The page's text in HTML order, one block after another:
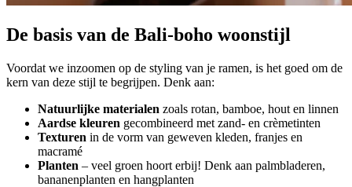
De basis van de Bali-boho woonstijl
Voordat we inzoomen op de styling van je ramen, is het goed om de
kern van deze stijl te begrijpen. Denk aan:
Natuurlijke materialen zoals rotan, bamboe, hout en linnen
Aardse kleuren gecombineerd met zand- en crèmetinten
Texturen in de vorm van geweven kleden, franjes en
macramé
Planten – veel groen hoort erbij! Denk aan palmbladeren,
bananenplanten en hangplanten